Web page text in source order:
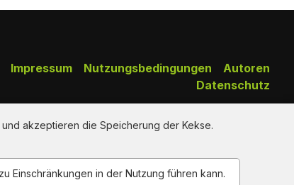
akzeptieren die Speicherung der Kekse.
Einschränkungen in der Nutzung führen kann.
Autoren
Nutzungsbedingungen
Impressum
Datenschutz
Copy Right Reserved by AdClips.TV @ 2026